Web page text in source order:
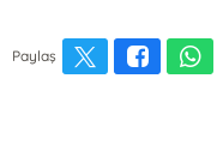
Paylaş